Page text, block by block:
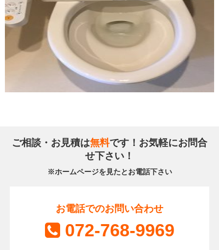
ご相談・お見積は無料です！お気軽にお問合
せ下さい！
※ホームページを見たとお電話下さい
お電話でのお問い合わせ
072-768-9969